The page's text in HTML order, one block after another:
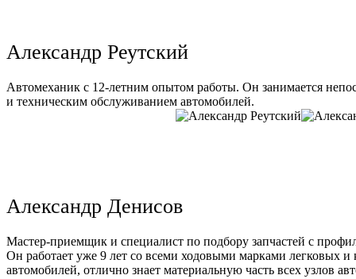
Александр Реутский
Автомеханик с 12-летним опытом работы. Он занимается
и техническим обслуживанием автомобилей.
Александр Денисов
Мастер-приемщик и специалист по подбору запчастей с
Он работает уже 9 лет со всеми ходовыми марками легковых и
автомобилей, отлично знает материальную часть всех узлов